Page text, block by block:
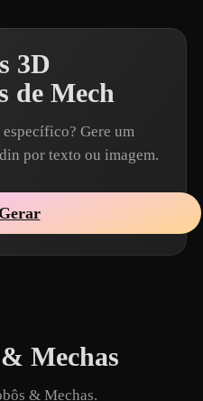
3D
de Mech
específico? Gere um
por texto ou imagem.
Gerar
Mechas
& Mechas.